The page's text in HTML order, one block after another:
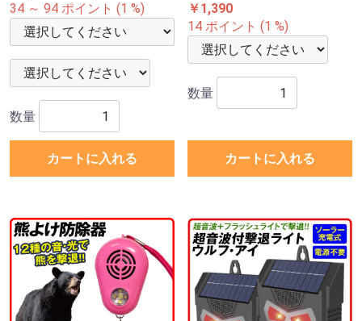
34 ～ 94 ポイント (1 %)
数量
カートに入れる
￥1,390
14 ポイント (1 %)
数量
カートに入れる